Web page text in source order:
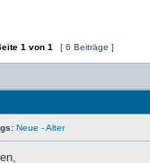
das Thema antworten
1 von 1 [ 6 Beiträge ]
Neue - Alter